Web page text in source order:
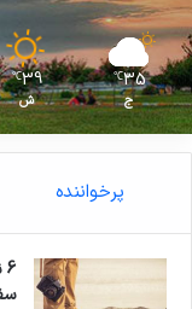
35
℃
ج
39
℃
ش
پرخواننده